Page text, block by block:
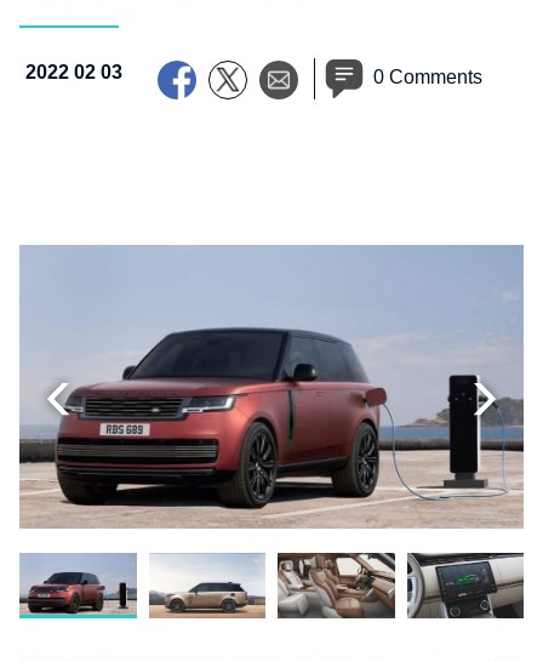
2022 02 03 0 Comments